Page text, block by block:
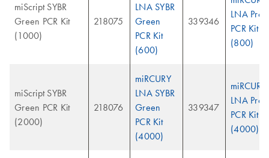
miScript SYBR
Green PCR Kit
(1000)
218075
LNA SYBR
Green
PCR Kit
(600)
339346
LNA
PCR Kit
(800)
miScript SYBR
Green PCR Kit
(2000)
218076
miRCURY
LNA SYBR
Green
PCR Kit
(4000)
339347
miRCURY
LNA
PCR Kit
(4000)